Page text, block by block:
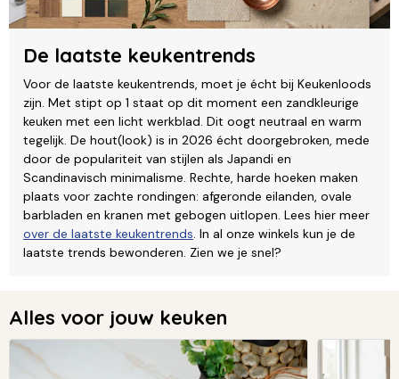
De laatste keukentrends
Voor de laatste keukentrends, moet je écht bij Keukenloods
zijn. Met stipt op 1 staat op dit moment een zandkleurige
keuken met een licht werkblad. Dit oogt neutraal en warm
tegelijk. De hout(look) is in 2026 écht doorgebroken, mede
door de populariteit van stijlen als Japandi en
Scandinavisch minimalisme. Rechte, harde hoeken maken
plaats voor zachte rondingen: afgeronde eilanden, ovale
barbladen en kranen met gebogen uitlopen. Lees hier meer
over de laatste keukentrends. In al onze winkels kun je de
laatste trends bewonderen. Zien we je snel?
Alles voor jouw keuken